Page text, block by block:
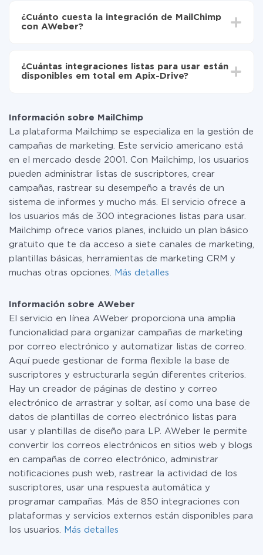
de MailChimp a AWeber
oscilar entre 5 y 30 minutos. En promedio, la
configuración tarda entre 10 y 15 minutos.
¿Cuánto cuesta la integración de MailChimp
con AWeber?
tarifas. Usted solo paga por la cantidad de datos que
realmente se transfieren de uno de sus sistemas a otro
manera segura un plan de tarifa gratuita o cambiar a
uno de pago, si es necesario. Más detalles sobre
tarifas.
¿Cuántas integraciones listas para usar están
disponibles em total em Apix-Drive?
Información sobre MailChimp
La plataforma Mailchimp se especializa en la gestión de
campañas de marketing. Este servicio americano está
en el mercado desde 2001. Con Mailchimp, los usuarios
pueden administrar listas de suscriptores, crear
campañas, rastrear su desempeño a través de un
sistema de informes y mucho más. El servicio ofrece a
los usuarios más de 300 integraciones listas para usar.
Mailchimp ofrece varios planes, incluido un plan básico
gratuito que te da acceso a siete canales de marketing,
plantillas básicas, herramientas de marketing CRM y
muchas otras opciones.
Más detalles
Información sobre AWeber
El servicio en línea AWeber proporciona una amplia
funcionalidad para organizar campañas de marketing
por correo electrónico y automatizar listas de correo.
Aquí puede gestionar de forma flexible la base de
suscriptores y estructurarla según diferentes criterios.
Hay un creador de páginas de destino y correo
electrónico de arrastrar y soltar, así como una base de
datos de plantillas de correo electrónico listas para
usar y plantillas de diseño para LP. AWeber le permite
convertir los correos electrónicos en sitios web y blogs
en campañas de correo electrónico, administrar
notificaciones push web, rastrear la actividad de los
suscriptores, usar una respuesta automática y
programar campañas. Más de 850 integraciones con
plataformas y servicios externos están disponibles para
los usuarios.
Más detalles